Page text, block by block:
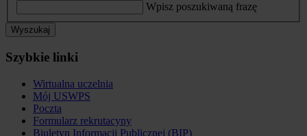
Wpisz poszukiwaną frazę
Wyszukaj
Szybkie linki
Wirtualna uczelnia
Mój USWPS
Poczta
Formularz rekrutacyny
Biuletyn Informacji Publicznej (BIP)